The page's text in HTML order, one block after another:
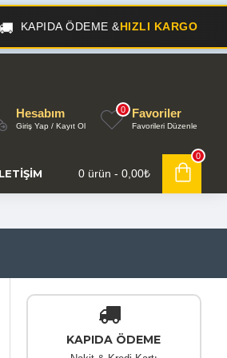
&HIZLI KARGO 🎁
Hesabım
Giriş Yap / Kayıt Ol
Favoriler
Favorileri Düzenle
0
0 ürün - 0,00₺
0
KAPIDA ÖDEME